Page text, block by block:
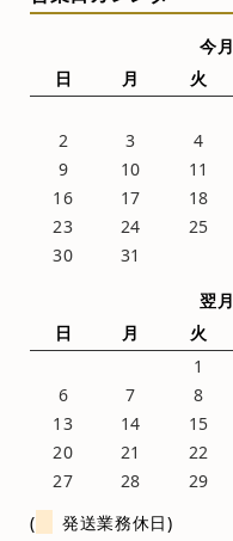
今
日
月 火
2
3 4
9
10 11
16
17 18
23
24 25
30
31
翌
日
月 火
1
6
7 8
13
14 15
20
21 22
27
28 29
(
発送業務休日)